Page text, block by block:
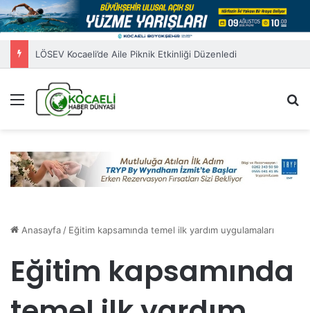
LÖSEV Kocaeli’de Aile Piknik Etkinliği Düzenledi
Menü
Anasayfa/ Eğitim kapsamında temel ilk yardım uygulamaları
Eğitim kapsamında